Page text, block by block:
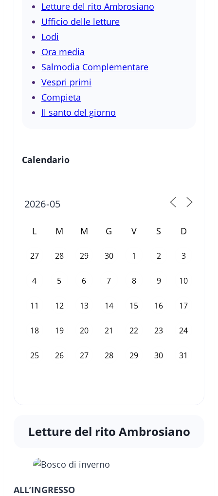
Letture del rito Ambrosiano
Ufficio delle letture
Lodi
Ora media
Salmodia Complementare
Vespri primi
Compieta
Il santo del giorno
Calendario
L M M G V S D
27 28 29 30 1 2 3
4 5 6 7 8 9 10
11 12 13 14 15 16 17
18 19 20 21 22 23 24
25 26 27 28 29 30 31
Letture del rito Ambrosiano
ALL’INGRESSO